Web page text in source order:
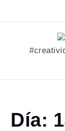
Home
2016
Día: